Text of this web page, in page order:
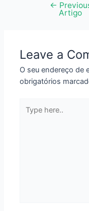
Navegação
←
Artigo
Leave a
O seu endereço de
obrigatórios
here..